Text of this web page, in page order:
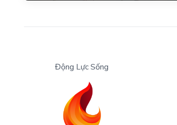
Động Lực Sống